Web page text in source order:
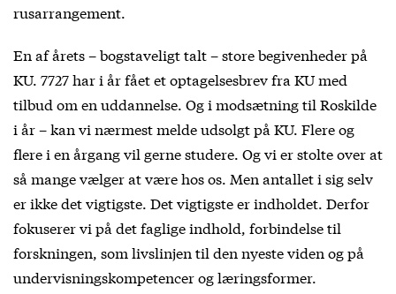
rusarrangement.
En af årets – bogstaveligt talt – store begivenheder på
KU. 7727 har i år fået et optagelsesbrev fra KU med
tilbud om en uddannelse. Og i modsætning til Roskilde
i år – kan vi nærmest melde udsolgt på KU. Flere og
flere i en årgang vil gerne studere. Og vi er stolte over at
så mange vælger at være hos os. Men antallet i sig selv
er ikke det vigtigste. Det vigtigste er indholdet. Derfor
fokuserer vi på det faglige indhold, forbindelse til
forskningen, som livslinjen til den nyeste viden og på
undervisningskompetencer og læringsformer.